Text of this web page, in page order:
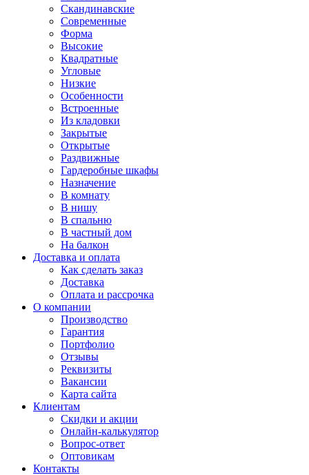
Скандинавские
Современные
Форма
Высокие
Квадратные
Угловые
Низкие
Особенности
Встроенные
Из кладовки
Закрытые
Открытые
Раздвижные
Гардеробные шкафы
Назначение
В комнату
В нишу
В спальню
В частный дом
На балкон
Доставка и оплата
Как сделать заказ
Доставка
Оплата и рассрочка
О компании
Производство
Гарантия
Портфолио
Отзывы
Реквизиты
Вакансии
Карта сайта
Клиентам
Скидки и акции
Онлайн-калькулятор
Вопрос-ответ
Оптовикам
Контакты